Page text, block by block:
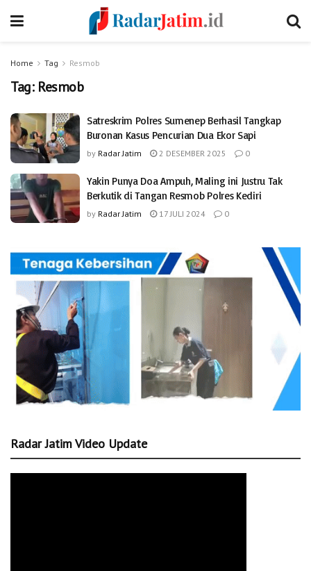
Home Tag Resmob
Tag: Resmob
Satreskrim Polres Sumenep Berhasil Tangkap
Buronan Kasus Pencurian Dua Ekor Sapi
by Radar Jatim 2 DESEMBER 2025 0
Yakin Punya Doa Ampuh, Maling ini Justru Tak
Berkutik di Tangan Resmob Polres Kediri
by Radar Jatim 17 JULI 2024 0
Radar Jatim Video Update